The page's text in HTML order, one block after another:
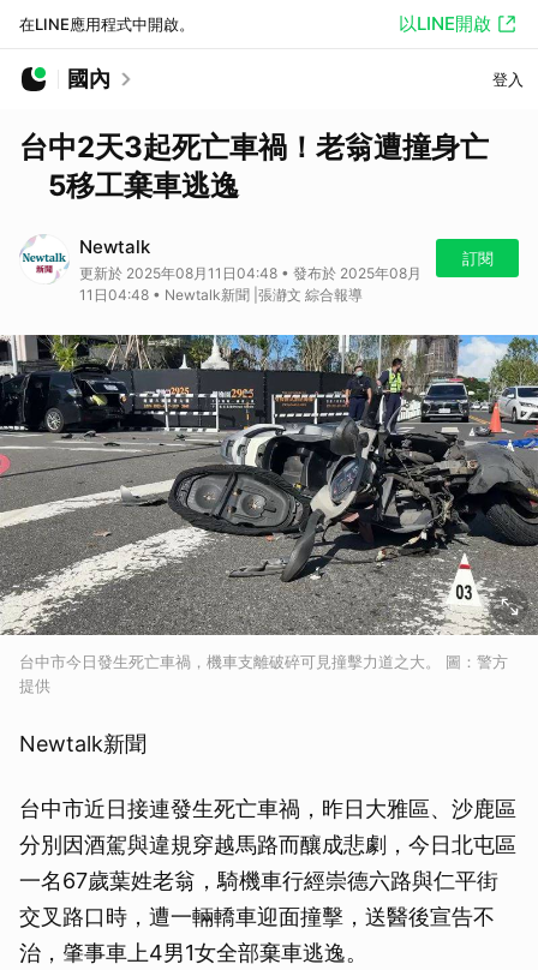
在LINE應用程式中開啟。 以LINE開啟
國內 登入
台中2天3起死亡車禍！老翁遭撞身亡
5移工棄車逃逸
Newtalk
更新於 2025年08月11日04:48 • 發布於 2025年08月
11日04:48 • Newtalk新聞 |張瀞文 綜合報導
訂閱
台中市今日發生死亡車禍，機車支離破碎可見撞擊力道之大。 圖：警方
提供
Newtalk新聞
台中市近日接連發生死亡車禍，昨日大雅區、沙鹿區
分別因酒駕與違規穿越馬路而釀成悲劇，今日北屯區
一名67歲葉姓老翁，騎機車行經崇德六路與仁平街
交叉路口時，遭一輛轎車迎面撞擊，送醫後宣告不
治，肇事車上4男1女全部棄車逃逸。